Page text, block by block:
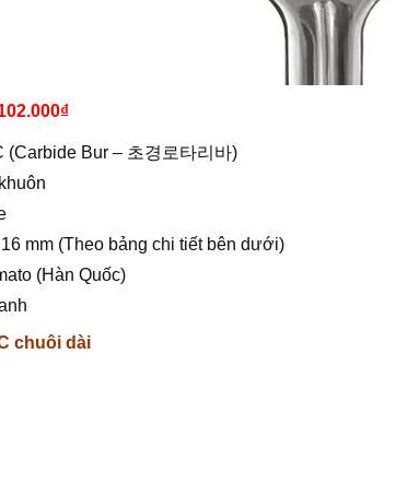
₫
(Carbide Bur – 초경로타리바)
mm (Theo bảng chi tiết bên dưới)
(Hàn Quốc)
chuôi dài